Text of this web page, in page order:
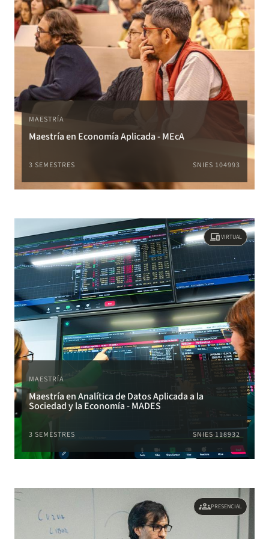
MAESTRÍA
Maestría en Economía Aplicada - MEcA
3 SEMESTRES SNIES 104993
devicesVIRTUAL
MAESTRÍA
Maestría en Analítica de Datos Aplicada a la
Sociedad y la Economía - MADES
3 SEMESTRES SNIES 118932
groupsPRESENCIAL